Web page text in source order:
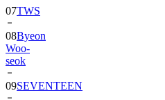
07TWS
08Byeon
Woo-
seok
09SEVENTEEN